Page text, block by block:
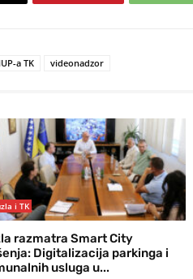
a TK videonadzor
i TK
razmatra Smart City
Digitalizacija parkinga i
usluga u...